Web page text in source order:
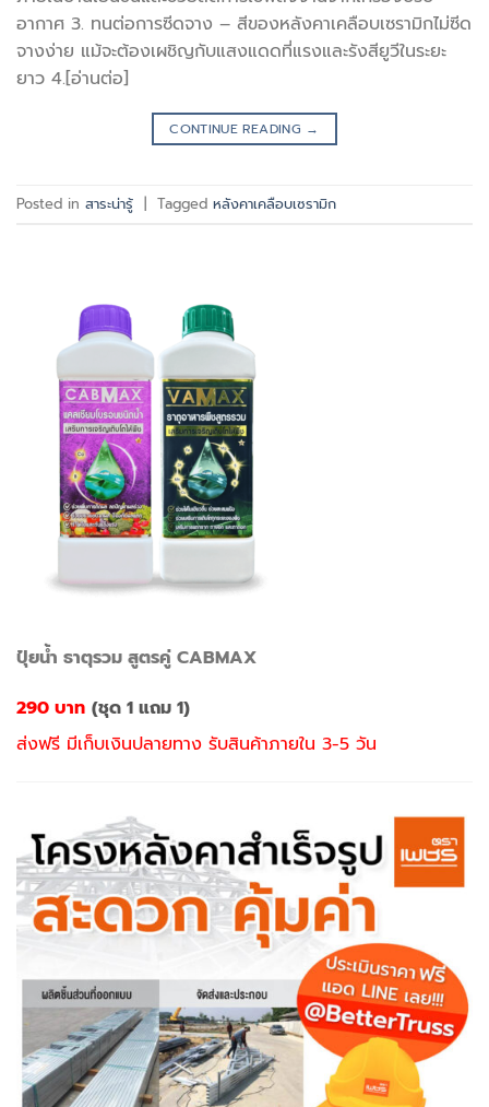
อากาศ 3. ทนต่อการซีดจาง – สีของหลังคาเคลือบเซรามิกไม่ซีด
จางง่าย แม้จะต้องเผชิญกับแสงแดดที่แรงและรังสียูวีในระยะ
ยาว 4.[อ่านต่อ]
CONTINUE READING →
Posted in สาระน่ารู้ | Tagged หลังคาเคลือบเซรามิก
ปุ๋ยน้ำ ธาตุรวม สูตรคู่ CABMAX
290 บาท (ชุด 1 แถม 1)
ส่งฟรี มีเก็บเงินปลายทาง รับสินค้าภายใน 3-5 วัน